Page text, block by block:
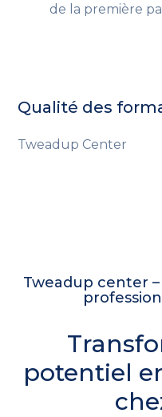
de la première
Qualité des
Tweadup Center
Tweadup center
potentiel